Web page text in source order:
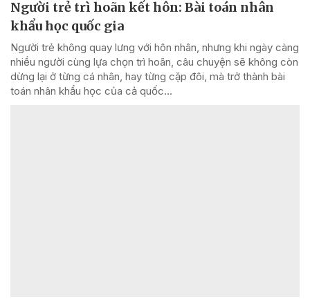
Người trẻ trì hoãn kết hôn: Bài toán nhân
khẩu học quốc gia
Người trẻ không quay lưng với hôn nhân, nhưng khi ngày càng
nhiều người cùng lựa chọn trì hoãn, câu chuyện sẽ không còn
dừng lại ở từng cá nhân, hay từng cặp đôi, mà trở thành bài
toán nhân khẩu học của cả quốc...